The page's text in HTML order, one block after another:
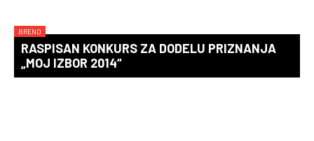
BREND
RASPISAN KONKURS ZA DODELU PRIZNANJA
„MOJ IZBOR 2014“